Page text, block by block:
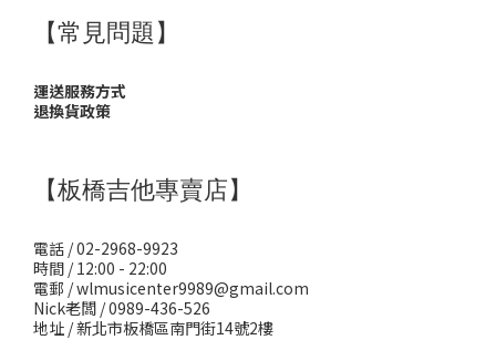
【常見問題】
運送服務方式
退換貨政策
【板橋吉他專賣店】
電話 / 02-2968-9923
時間 / 12:00 - 22:00
電郵 / wlmusicenter9989@gmail.com
Nick老闆 / 0989-436-526
地址 / 新北市板橋區南門街14號2樓